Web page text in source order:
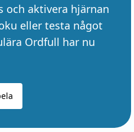
och aktivera hjärnan
eller testa något
Ordfull har nu